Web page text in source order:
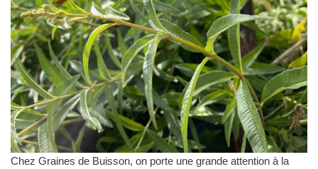
Chez Graines de Buisson, on porte une grande attention à la